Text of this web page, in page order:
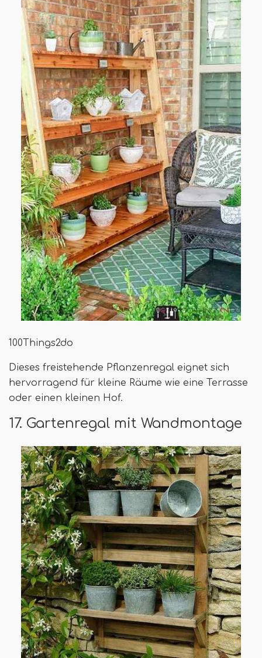
100Things2do
Dieses freistehende Pflanzenregal eignet sich
hervorragend für kleine Räume wie eine Terrasse
oder einen kleinen Hof.
17. Gartenregal mit Wandmontage